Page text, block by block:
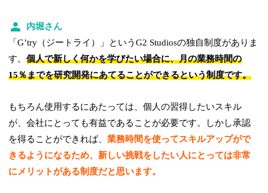
内堀さん
「Gʼtry（ジートライ）」というG2 Studiosの独自制度がありま
す。個人で新しく何かを学びたい場合に、月の業務時間の
15％までを研究開発にあてることができるという制度です。
もちろん使用するにあたっては、個人の習得したいスキル
が、会社にとっても有益であることが必要です。しかし承認
を得ることができれば、業務時間を使ってスキルアップがで
きるようになるため、新しい挑戦をしたい人にとっては非常
にメリットがある制度だと思います。